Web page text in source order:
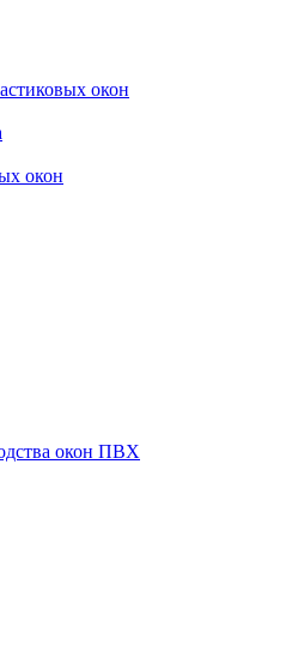
окон
окон
окон ПВХ